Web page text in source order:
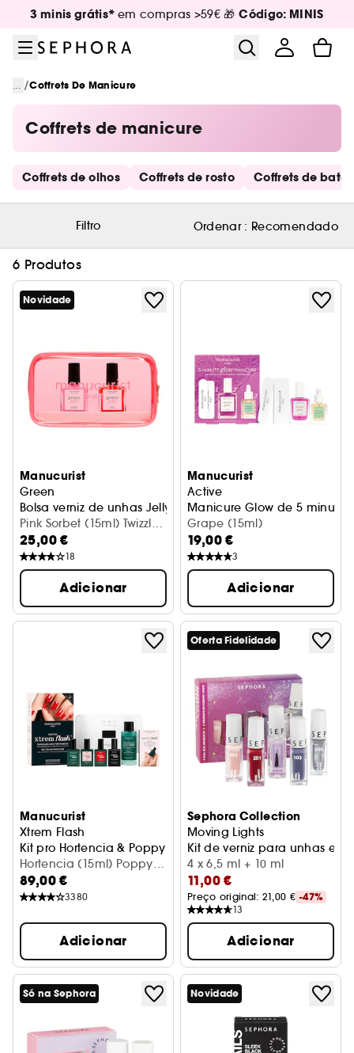
Ir para o menu
Ir para o conteúdo principal
Ir para o rodapé
3 minis grátis* em compras >59€ 🎁Código: MINIS
... /Coffrets De Manicure
Coffrets de manicure
Saltar os links rápidos
Coffrets de olhos Coffrets de rosto Coffrets de
Filtro Ordenar : Recomendado
6 Produtos
Novidade
Manucurist
Green
Bolsa verniz de unhas Jelly
Pink Sorbet (15ml) Twizzle
(15ml)
25,00 €
18
Adicionar
Manucurist
Active
Manicure Glow de 5 minutos
Grape (15ml)
19,00 €
3
Adicionar
Manucurist
Xtrem Flash
Kit pro Hortencia & Poppy Red
Hortencia (15ml) Poppy
Red (15ml)
89,00 €
3380
Adicionar
Oferta Fidelidade
Sephora Collection
Moving Lights
Kit de verniz para unhas e
4 x 6,5 ml + 10 ml
11,00 €
Preço original: 21,00 € -47%
13
Adicionar
Só na Sephora Novidade